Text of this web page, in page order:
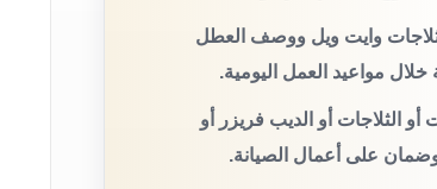
وايت ويل ووصف العطل
مواعيد العمل اليومية.
الثلاجات أو الديب فريزر أو
على أعمال الصيانة.